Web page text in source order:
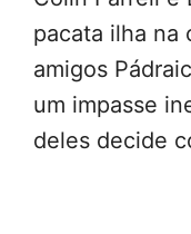
pacata ilha na
amigos
um impasse
deles decide